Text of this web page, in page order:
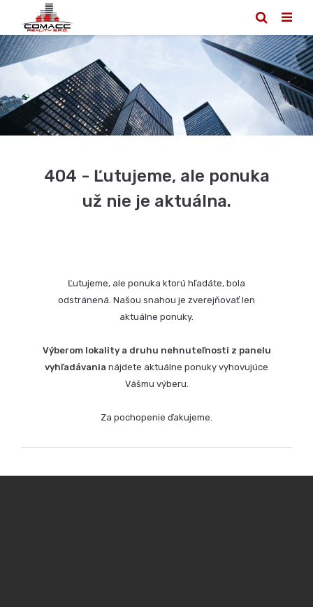
404 - Ľutujeme, ale ponuka
už nie je aktuálna.
Ľutujeme, ale ponuka ktorú hľadáte, bola
odstránená. Našou snahou je zverejňovať len
aktuálne ponuky.
Výberom lokality a druhu nehnuteľnosti z panelu
vyhľadávania nájdete aktuálne ponuky vyhovujúce
Vášmu výberu.
Za pochopenie ďakujeme.